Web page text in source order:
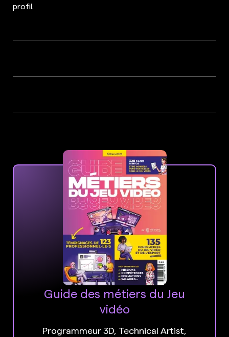
profil.
Guide des métiers du Jeu
vidéo
Programmeur 3D, Technical Artist,